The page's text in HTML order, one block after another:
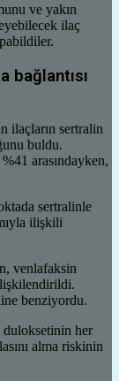
ve yakın
ilaç
bağlantısı
ilaçların sertralin
buldu.
arasındayken,
sertralinle
ilişkili
venlafaksin
benziyordu.
duloksetinin her
alma riskinin